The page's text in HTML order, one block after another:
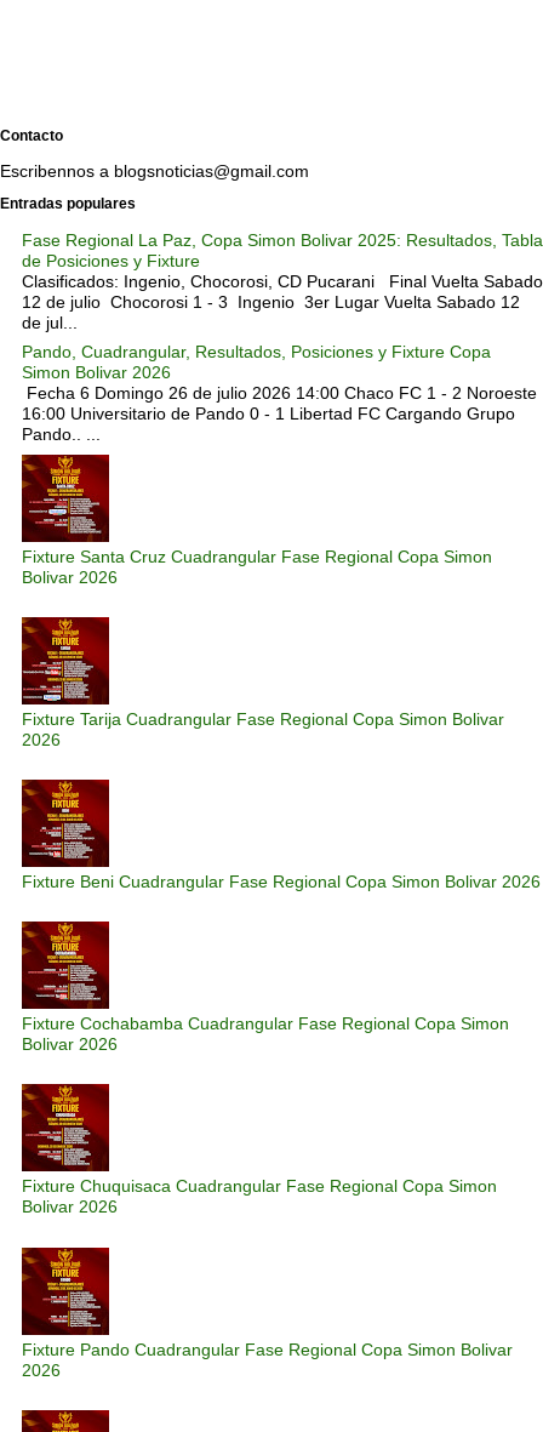
Contacto
Escribennos a blogsnoticias@gmail.com
Entradas populares
Fase Regional La Paz, Copa Simon Bolivar 2025: Resultados, Tabla
de Posiciones y Fixture
Clasificados: Ingenio, Chocorosi, CD Pucarani Final Vuelta Sabado
12 de julio Chocorosi 1 - 3 Ingenio 3er Lugar Vuelta Sabado 12
de jul...
Pando, Cuadrangular, Resultados, Posiciones y Fixture Copa
Simon Bolivar 2026
Fecha 6 Domingo 26 de julio 2026 14:00 Chaco FC 1 - 2 Noroeste
16:00 Universitario de Pando 0 - 1 Libertad FC Cargando Grupo
Pando.. ...
Fixture Santa Cruz Cuadrangular Fase Regional Copa Simon
Bolivar 2026
Fixture Tarija Cuadrangular Fase Regional Copa Simon Bolivar
2026
Fixture Beni Cuadrangular Fase Regional Copa Simon Bolivar 2026
Fixture Cochabamba Cuadrangular Fase Regional Copa Simon
Bolivar 2026
Fixture Chuquisaca Cuadrangular Fase Regional Copa Simon
Bolivar 2026
Fixture Pando Cuadrangular Fase Regional Copa Simon Bolivar
2026